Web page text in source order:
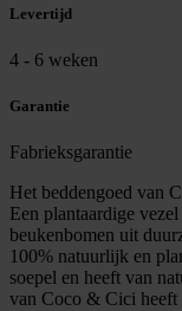
Levertijd
4 - 6 weken
Garantie
Fabrieksgarantie
Het beddengoed van
Een plantaardige
beukenbomen uit
100% natuurlijk en
soepel en heeft van
van Coco & Cici heeft